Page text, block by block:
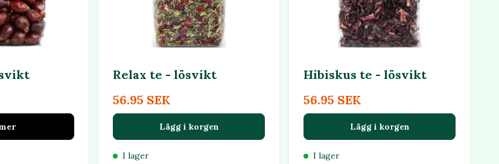
Relax te - lösvikt
56.95 SEK
Lägg i korgen
I lager
Hibiskus te - lösvikt
56.95 SEK
Lägg i korgen
I lager